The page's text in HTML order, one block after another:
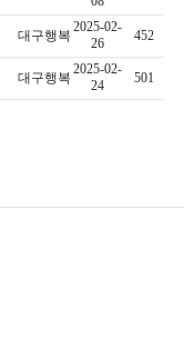
대구행복
2025-02-
26
452
대구행복
2025-02-
24
501